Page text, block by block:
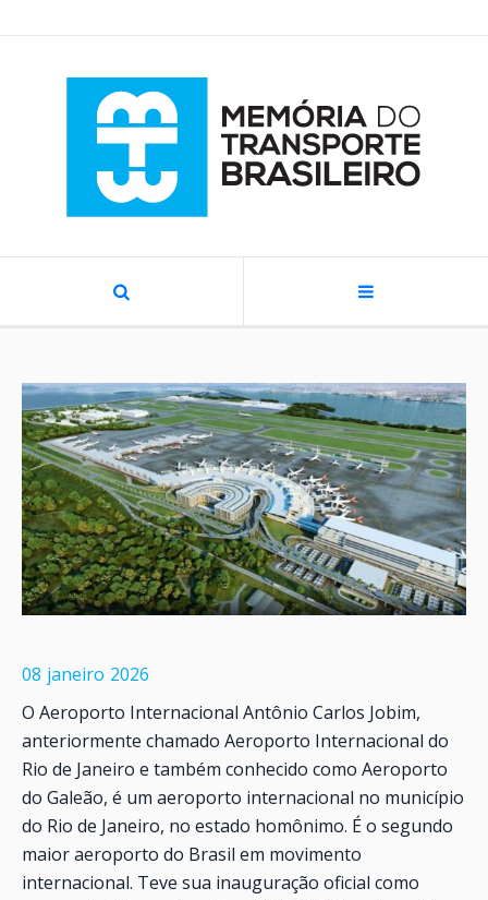
08 janeiro 2026
O Aeroporto Internacional Antônio Carlos Jobim,
anteriormente chamado Aeroporto Internacional do
Rio de Janeiro e também conhecido como Aeroporto
do Galeão, é um aeroporto internacional no município
do Rio de Janeiro, no estado homônimo. É o segundo
maior aeroporto do Brasil em movimento
internacional. Teve sua inauguração oficial como